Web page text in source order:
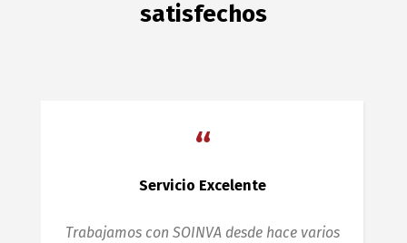
satisfechos
“
Servicio Excelente
Trabajamos con SOINVA desde hace varios